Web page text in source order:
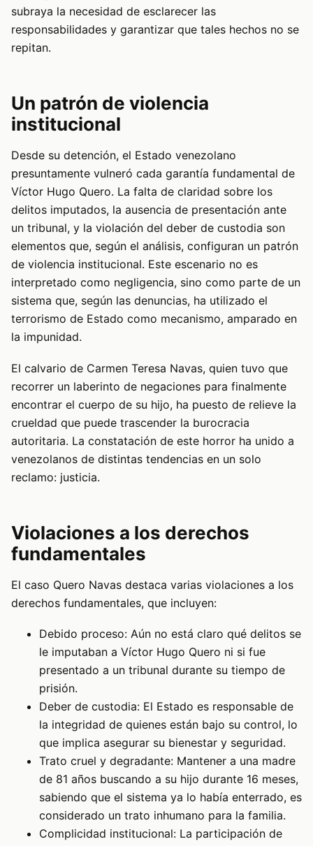
subraya la necesidad de esclarecer las
responsabilidades y garantizar que tales hechos no se
repitan.
Un patrón de violencia
institucional
Desde su detención, el Estado venezolano
presuntamente vulneró cada garantía fundamental de
Víctor Hugo Quero. La falta de claridad sobre los
delitos imputados, la ausencia de presentación ante
un tribunal, y la violación del deber de custodia son
elementos que, según el análisis, configuran un patrón
de violencia institucional. Este escenario no es
interpretado como negligencia, sino como parte de un
sistema que, según las denuncias, ha utilizado el
terrorismo de Estado como mecanismo, amparado en
la impunidad.
El calvario de Carmen Teresa Navas, quien tuvo que
recorrer un laberinto de negaciones para finalmente
encontrar el cuerpo de su hijo, ha puesto de relieve la
crueldad que puede trascender la burocracia
autoritaria. La constatación de este horror ha unido a
venezolanos de distintas tendencias en un solo
reclamo: justicia.
Violaciones a los derechos
fundamentales
El caso Quero Navas destaca varias violaciones a los
derechos fundamentales, que incluyen:
Debido proceso: Aún no está claro qué delitos se
le imputaban a Víctor Hugo Quero ni si fue
presentado a un tribunal durante su tiempo de
prisión.
Deber de custodia: El Estado es responsable de
la integridad de quienes están bajo su control, lo
que implica asegurar su bienestar y seguridad.
Trato cruel y degradante: Mantener a una madre
de 81 años buscando a su hijo durante 16 meses,
sabiendo que el sistema ya lo había enterrado, es
considerado un trato inhumano para la familia.
Complicidad institucional: La participación de